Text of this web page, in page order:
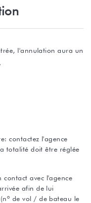
l'annulation aura un
contactez l'agence
totalité doit être réglée
contact avec l'agence
afin de lui
de vol / de bateau le